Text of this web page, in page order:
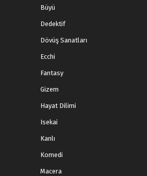
Büyü
Dedektif
Dövüş Sanatları
Ecchi
Fantasy
Gizem
Hayat Dilimi
Isekai
Kanlı
Komedi
Macera